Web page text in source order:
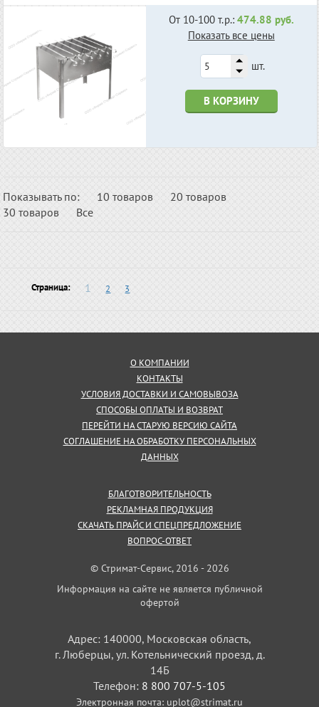
От 10-100 т.р.: 474.88 руб.
Показать все цены
шт.
В КОРЗИНУ
Показывать по: 10 товаров
20 товаров
30 товаров
Все
Страница: 1 2 3
О КОМПАНИИ
КОНТАКТЫ
УСЛОВИЯ ДОСТАВКИ И САМОВЫВОЗА
СПОСОБЫ ОПЛАТЫ И ВОЗВРАТ
ПЕРЕЙТИ НА СТАРУЮ ВЕРСИЮ САЙТА
СОГЛАШЕНИЕ НА ОБРАБОТКУ ПЕРСОНАЛЬНЫХ
ДАННЫХ
БЛАГОТВОРИТЕЛЬНОСТЬ
РЕКЛАМНАЯ ПРОДУКЦИЯ
СКАЧАТЬ ПРАЙС И СПЕЦПРЕДЛОЖЕНИЕ
ВОПРОС-ОТВЕТ
© Стримат-Сервис, 2016 - 2026
Информация на сайте не является публичной
офертой
Адрес: 140000, Московская область,
г. Люберцы, ул. Котельнический проезд, д.
14Б
Телефон: 8 800 707-5-105
Электронная почта: uplot@strimat.ru